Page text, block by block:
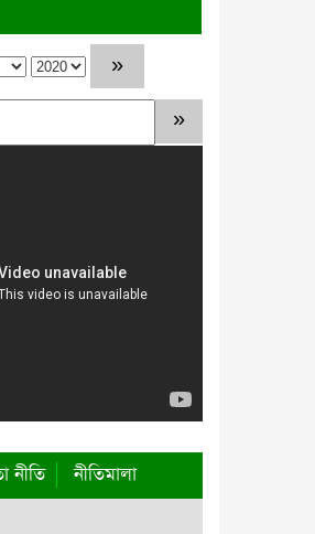
ঐতিহাসিক অবদানকে
দিন
আদালতে জরিমানা
নীতি নীতিমালা